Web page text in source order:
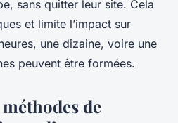
sans quitter leur site. Cela
et limite l’impact sur
une dizaine, voire une
peuvent être formées.
de